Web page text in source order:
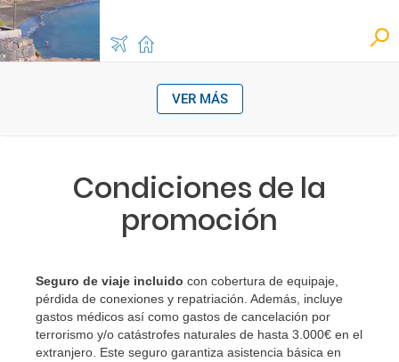
VER MÁS
Condiciones de la
promoción
Seguro de viaje incluido con cobertura de equipaje,
pérdida de conexiones y repatriación. Además, incluye
gastos médicos así como gastos de cancelación por
terrorismo y/o catástrofes naturales de hasta 3.000€ en el
extranjero. Este seguro garantiza asistencia básica en